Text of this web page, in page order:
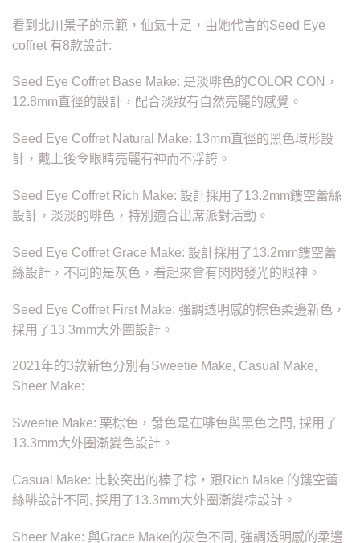
看到北川景子的示範，仙氣十足，由她代言的Seed Eye
coffret 有8款設計:
Seed Eye Coffret Base Make: 是淡啡色的COLOR CON，
12.8mm直徑的設計，配合淡妝有自然亮麗的感覺。
Seed Eye Coffret Natural Make: 13mm直徑的黑色環形設
計，戴上後令眼睛亮麗有神而不浮誇。
Seed Eye Coffret Rich Make: 設計採用了13.2mm鏤空蕾絲
設計，淡淡的啡色，特別適合出席派對活動。
Seed Eye Coffret Grace Make: 設計採用了13.2mm鏤空蕾
絲設計，不同的是灰色，看起來會有閃閃發光的眼神。
Seed Eye Coffret First Make: 強調透明感的棕色柔邊新色，
採用了13.3mm大外圈設計。
2021年的3款新色分別有Sweetie Make, Casual Make,
Sheer Make:
Sweetie Make: 栗棕色，發色是在啡色與黑色之間, 採用了
13.3mm大外圈漸變色設計。
Casual Make: 比較突出的榛子棕，跟Rich Make 的鏤空蕾
絲啡設計不同, 採用了13.3mm大外圈漸變棕設計。
Sheer Make: 與Grace Make的灰色不同, 強調透明感的柔邊